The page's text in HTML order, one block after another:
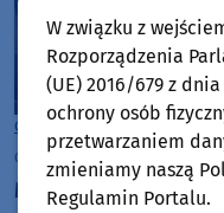
Gmina Czersk
czwartek, 6 sierpnia 2026, 07:37
Most we Wiecku
W związku z
Rozporządzenia
(UE) 2016/679 z
ochrony osób
przetwarzaniem
zmieniamy naszą
Regulamin Portalu.